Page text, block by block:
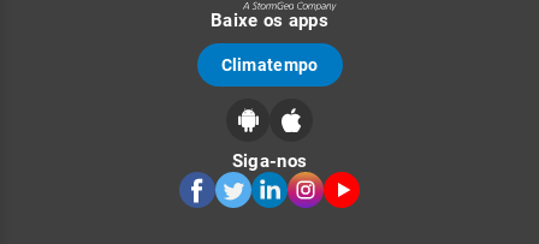
Baixe os apps
Climatempo
Siga-nos